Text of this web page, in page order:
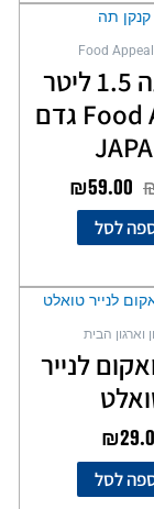
קנקן תה 1.5 ליטר
Food Appeal גדם
המחיר
המקורי
היה:
₪89.00.
₪59.00
₪59.00.
לסל
וארגון הבית
לנייר
₪
לסל